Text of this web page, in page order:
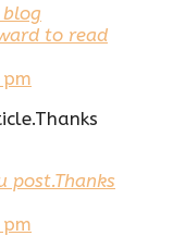
to read
post.Thanks